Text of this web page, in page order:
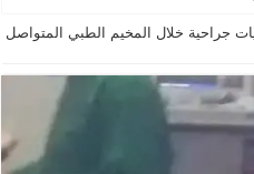
جراحية خلال المخيم الطبي المتواصل